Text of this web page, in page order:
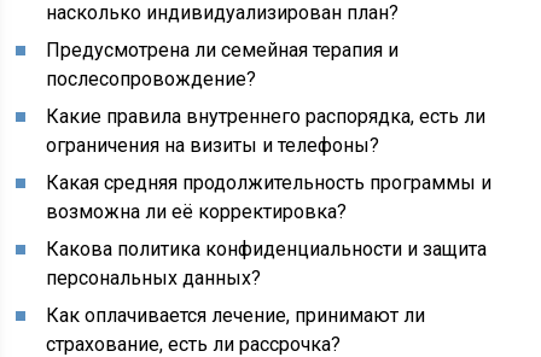
насколько индивидуализирован план?
Предусмотрена ли семейная терапия и
послесопровождение?
Какие правила внутреннего распорядка, есть ли
ограничения на визиты и телефоны?
Какая средняя продолжительность программы и
возможна ли её корректировка?
Какова политика конфиденциальности и защита
персональных данных?
Как оплачивается лечение, принимают ли
страхование, есть ли рассрочка?